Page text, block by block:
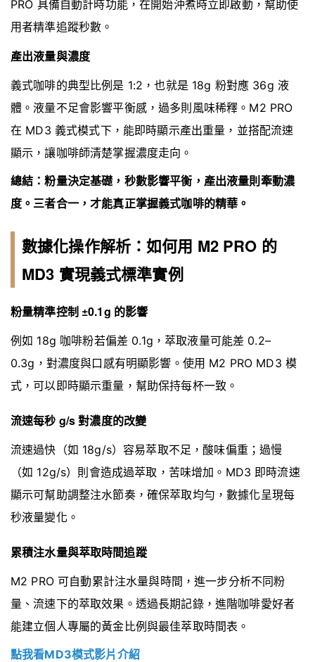
PRO 具備自動計時功能，在開始沖煮時立即啟動，幫助使
用者精準追蹤秒數。
產出液量與濃度
義式咖啡的典型比例是 1:2，也就是 18g 粉對應 36g 液
體。液量不足會影響平衡感，過多則風味稀釋。M2 PRO
在 MD3 義式模式下，能即時顯示產出重量，並搭配流速
顯示，讓咖啡師清楚掌握濃度走向。
總結：粉量決定基礎，秒數影響平衡，產出液量則牽動濃
度。三者合一，才能真正掌握義式咖啡的精華。
數據化操作解析：如何用 M2 PRO 的
MD3 實現義式標準實例
粉量精準控制 ±0.1g 的影響
例如 18g 咖啡粉若偏差 0.1g，萃取液量可能差 0.2–
0.3g，對濃度與口感有明顯影響。使用 M2 PRO MD3 模
式，可以即時顯示重量，幫助保持每杯一致。
流速每秒 g/s 對濃度的改變
流速過快（如 18g/s）容易萃取不足，酸味偏重；過慢
（如 12g/s）則會造成過萃取，苦味增加。MD3 即時流速
顯示可幫助調整注水節奏，確保萃取均勻，數據化呈現每
秒液量變化。
累積注水量與萃取時間追蹤
M2 PRO 可自動累計注水量與時間，進一步分析不同粉
量、流速下的萃取效果。透過長期記錄，進階咖啡愛好者
能建立個人專屬的黃金比例與最佳萃取時間表。
點我看MD3模式影片介紹